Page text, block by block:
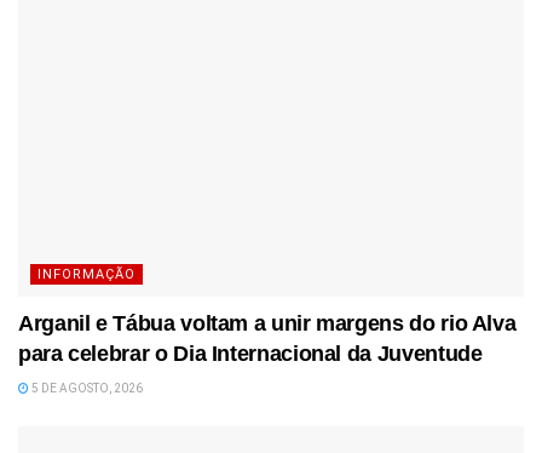
INFORMAÇÃO
Arganil e Tábua voltam a unir margens do rio Alva
para celebrar o Dia Internacional da Juventude
5 DE AGOSTO, 2026